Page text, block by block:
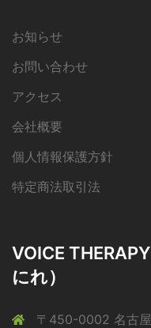
お知らせ
お問い合わせ
アクセス
会社概要
個人情報保護方針
特定商法取引法
VOICE
にれ）
〒450-0002 名古